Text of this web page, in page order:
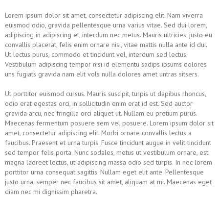
Lorem ipsum dolor sit amet, consectetur adipiscing elit. Nam viverra
euismod odio, gravida pellentesque urna varius vitae. Sed dui lorem,
adipiscing in adipiscing et, interdum nec metus. Mauris ultricies, justo eu
convallis placerat, felis enim ornare nisi, vitae mattis nulla ante id dui.
Ut lectus purus, commodo et tincidunt vel, interdum sed lectus.
Vestibulum adipiscing tempor nisi id elementu sadips ipsums dolores
uns fugiats gravida nam elit vols nulla dolores amet untras sitsers.
Ut porttitor euismod cursus. Mauris suscipit, turpis ut dapibus rhoncus,
odio erat egestas orci, in sollicitudin enim erat id est. Sed auctor
gravida arcu, nec fringilla orci aliquet ut. Nullam eu pretium purus.
Maecenas fermentum posuere sem vel posuere. Lorem ipsum dolor sit
amet, consectetur adipiscing elit. Morbi ornare convallis lectus a
faucibus. Praesent et urna turpis. Fusce tincidunt augue in velit tincidunt
sed tempor felis porta. Nunc sodales, metus ut vestibulum ornare, est
magna laoreet lectus, ut adipiscing massa odio sed turpis. In nec lorem
porttitor urna consequat sagittis. Nullam eget elit ante. Pellentesque
justo urna, semper nec faucibus sit amet, aliquam at mi. Maecenas eget
diam nec mi dignissim pharetra.